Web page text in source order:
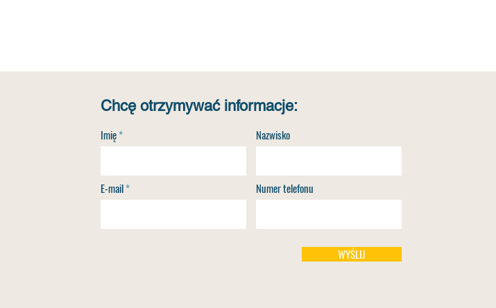
Chcę otrzymywać informacje:
Imię
E-mail
Nazwisko
Numer telefonu
WYŚLIJ